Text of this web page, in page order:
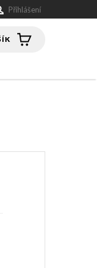
Přihlášení
NÁKUPNÍ